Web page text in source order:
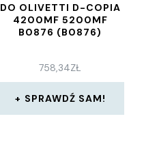
DO OLIVETTI D-COPIA
4200MF 5200MF
B0876 (B0876)
758,34ZŁ
SPRAWDŹ SAM!